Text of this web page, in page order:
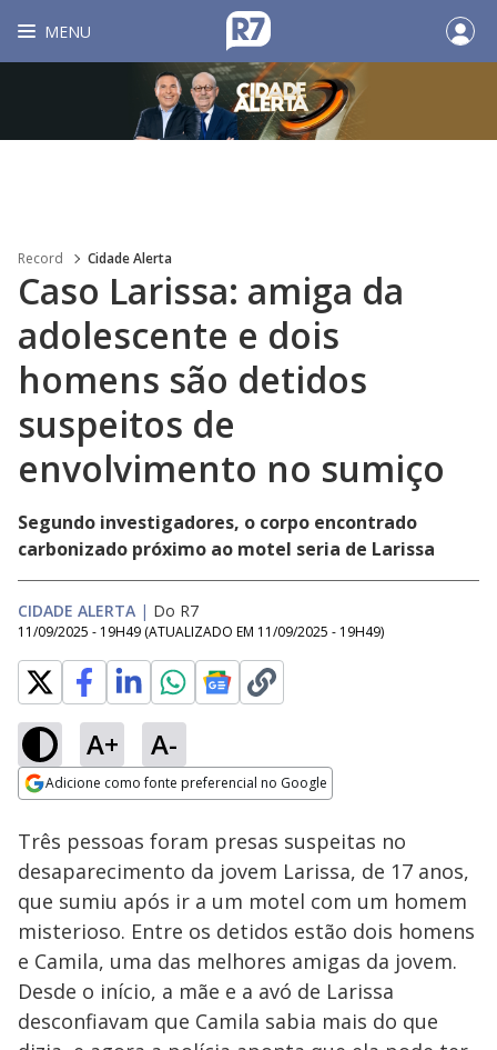
MENU
Record Cidade Alerta
Caso Larissa: amiga da
adolescente e dois
homens são detidos
suspeitos de
envolvimento no sumiço
Segundo investigadores, o corpo encontrado
carbonizado próximo ao motel seria de Larissa
CIDADE ALERTA | Do R7
11/09/2025 - 19H49 (ATUALIZADO EM 11/09/2025 - 19H49)
A+ A-
Adicione como fonte preferencial no Google
Ativar
Loaded
19.07%
Três pessoas foram presas suspeitas no
desaparecimento da jovem Larissa, de 17 anos,
que sumiu após ir a um motel com um homem
misterioso. Entre os detidos estão dois homens
e Camila, uma das melhores amigas da jovem.
Desde o início, a mãe e a avó de Larissa
desconfiavam que Camila sabia mais do que